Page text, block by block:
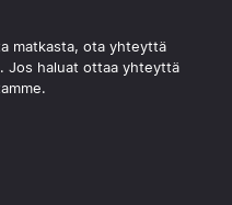
matkasta, ota yhteyttä
Jos haluat ottaa yhteyttä